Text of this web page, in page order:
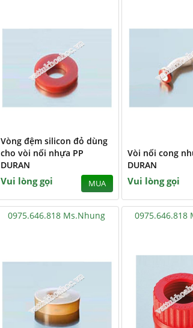
Vòng đệm silicon đỏ dùng
cho vòi nối nhựa PP
DURAN
Vui lòng gọi MUA
Vòi nối cong
DURAN
Vui lòng gọi
0975.646.818 Ms.Nhung 0975.646.818